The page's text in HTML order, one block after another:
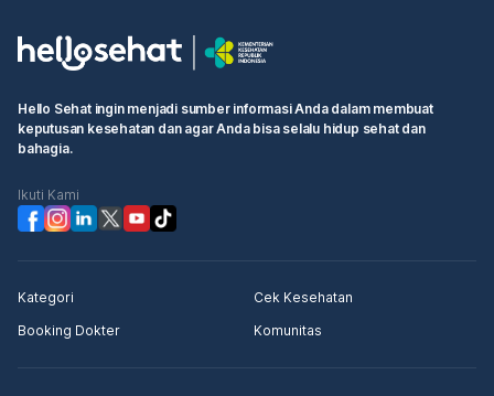
Hello Sehat ingin menjadi sumber informasi Anda dalam membuat
keputusan kesehatan dan agar Anda bisa selalu hidup sehat dan
bahagia.
Ikuti Kami
Kategori
Cek Kesehatan
Booking Dokter
Komunitas